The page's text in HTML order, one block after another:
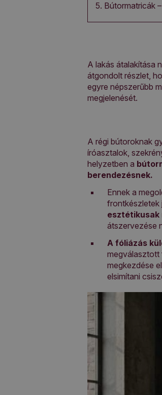
5. Bútormatricák
A lakás átalakítása
átgondolt részlet,
egyre népszerűbb
megjelenését.
A régi bútoroknak
íróasztalok,
helyzetben a
berendezésnek.
Ennek a
frontkészletek
esztétikusak
átszervezése
A fóliázás
megválasztott
megkezdése
elsimítani